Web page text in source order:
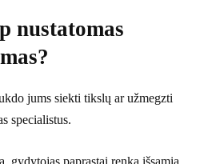
nustatomas
jums siekti tikslų ar užmegzti
specialistus.